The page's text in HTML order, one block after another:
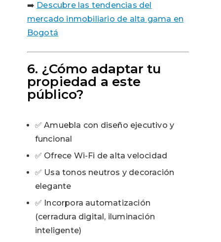
➡️ Descubre las tendencias del
mercado inmobiliario de alta gama en
Bogotá
6. ¿Cómo adaptar tu
propiedad a este
público?
✅ Amuebla con diseño ejecutivo y
funcional
✅ Ofrece Wi-Fi de alta velocidad
✅ Usa tonos neutros y decoración
elegante
✅ Incorpora automatización
(cerradura digital, iluminación
inteligente)